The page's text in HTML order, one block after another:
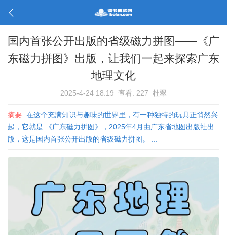
国内首张公开出版的省级磁力拼图——《广
东磁力拼图》出版，让我们一起来探索广东
地理文化
2025-4-24 18:19 查看: 227 杜翠
摘要: 在这个充满知识与趣味的世界里，有一种独特的玩具正悄然兴
起，它就是 《广东磁力拼图》，2025年4月由广东省地图出版社出
版，这是国内首张公开出版的省级磁力拼图。 ...